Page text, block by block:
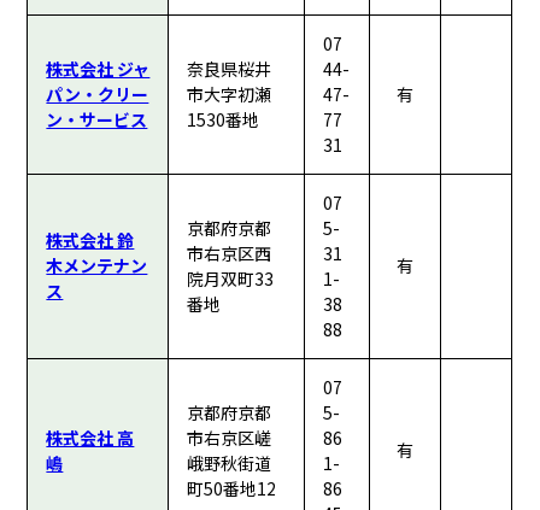
株式会社 ジャ
パン・クリー
ン・サービス
奈良県桜井
市大字初瀬
1530番地
07
44-
47-
77
31
有
株式会社 鈴
木メンテナン
ス
京都府京都
市右京区西
院月双町33
番地
07
5-
31
1-
38
88
有
株式会社 高
嶋
京都府京都
市右京区嵯
峨野秋街道
町50番地12
07
5-
86
1-
86
有